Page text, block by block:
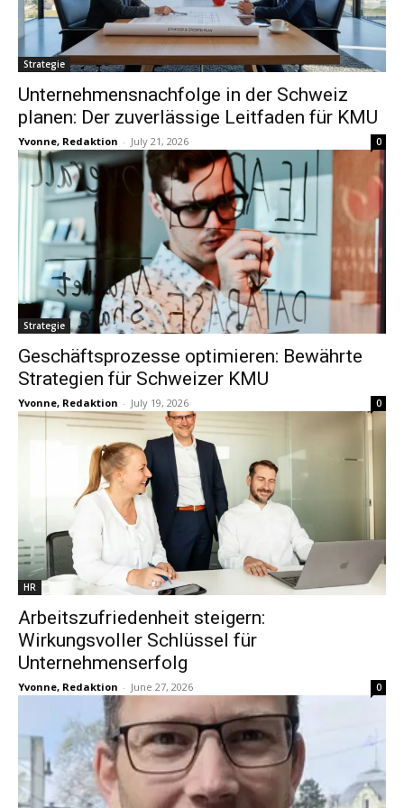
Strategie
Unternehmensnachfolge in der Schweiz
planen: Der zuverlässige Leitfaden für KMU
Yvonne, Redaktion - July 21, 2026 0
Strategie
Geschäftsprozesse optimieren: Bewährte
Strategien für Schweizer KMU
Yvonne, Redaktion - July 19, 2026 0
HR
Arbeitszufriedenheit steigern:
Wirkungsvoller Schlüssel für
Unternehmenserfolg
Yvonne, Redaktion - June 27, 2026 0